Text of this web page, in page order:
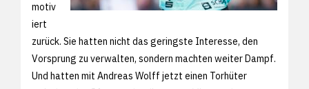
motiv
iert
zurück. Sie hatten nicht das geringste Interesse, den
Vorsprung zu verwalten, sondern machten weiter Dampf.
Und hatten mit Andreas Wolff jetzt einen Torhüter